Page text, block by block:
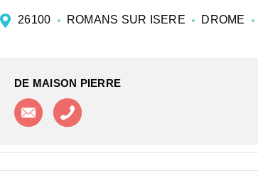
26100 ROMANS SUR ISERE DROME
DE MAISON PIERRE
Contacter l'agence